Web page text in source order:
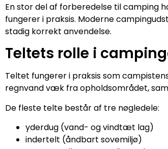
En stor del af forberedelse til camping
fungerer i praksis. Moderne
stadig korrekt anvendelse.
Teltets rolle i
Teltet fungerer i praksis som
regnvand væk fra opholdsområdet,
De fleste telte består af tre nøgledele:
yderdug (vand- og vindtæt lag)
indertelt (åndbart sovemiljø)